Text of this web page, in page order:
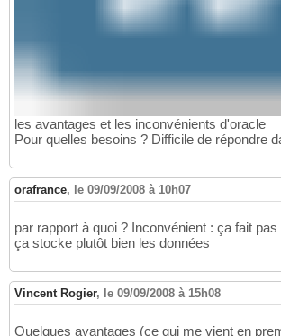
les avantages et les inconvénients d'oracle
Pour quelles besoins ? Difficile de répondre
orafrance, le 09/09/2008 à 10h07
par rapport à quoi ? Inconvénient : ça fait
ça stocke plutôt bien les données
Vincent Rogier, le 09/09/2008 à 15h08
Quelques avantages (ce qui me vient en